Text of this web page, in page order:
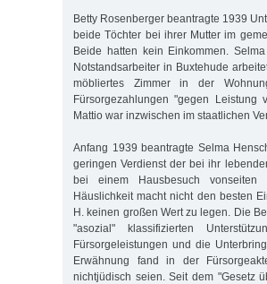
Betty Rosenberger beantragte 1939
beide Töchter bei ihrer Mutter im
Beide hatten kein Einkommen.
Notstandsarbeiter in Buxtehude
möbliertes Zimmer in der
Fürsorgezahlungen "gegen Leistung
Mattio war inzwischen im staatlichen
Anfang 1939 beantragte Selma
geringen Verdienst der bei ihr
bei einem Hausbesuch vonseiten
Häuslichkeit macht nicht den besten
H. keinen großen Wert zu legen. Die
"asozial" klassifizierten
Fürsorgeleistungen und die
Erwähnung fand in der
nichtjüdisch seien. Seit dem "Gesetz